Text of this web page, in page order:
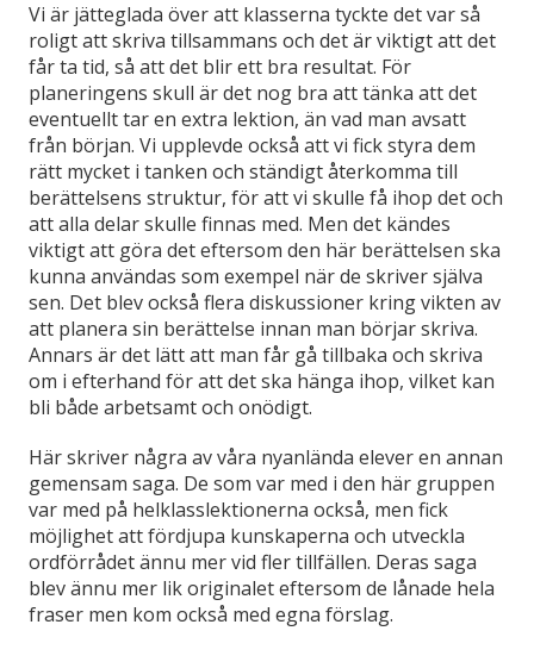
Vi är jätteglada över att klasserna tyckte det var så
roligt att skriva tillsammans och det är viktigt att det
får ta tid, så att det blir ett bra resultat. För
planeringens skull är det nog bra att tänka att det
eventuellt tar en extra lektion, än vad man avsatt
från början. Vi upplevde också att vi fick styra dem
rätt mycket i tanken och ständigt återkomma till
berättelsens struktur, för att vi skulle få ihop det och
att alla delar skulle finnas med. Men det kändes
viktigt att göra det eftersom den här berättelsen ska
kunna användas som exempel när de skriver själva
sen. Det blev också flera diskussioner kring vikten av
att planera sin berättelse innan man börjar skriva.
Annars är det lätt att man får gå tillbaka och skriva
om i efterhand för att det ska hänga ihop, vilket kan
bli både arbetsamt och onödigt.
Här skriver några av våra nyanlända elever en annan
gemensam saga. De som var med i den här gruppen
var med på helklasslektionerna också, men fick
möjlighet att fördjupa kunskaperna och utveckla
ordförrådet ännu mer vid fler tillfällen. Deras saga
blev ännu mer lik originalet eftersom de lånade hela
fraser men kom också med egna förslag.